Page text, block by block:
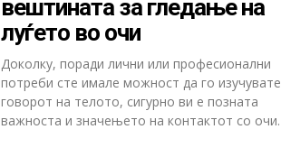
вештината за гледање на
луѓето во очи
Доколку, поради лични или професионални
потреби сте имале можност да го изучувате
говорот на телото, сигурно ви е позната
важноста и значењето на контактот со очи.